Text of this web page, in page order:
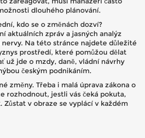
dlouhého plánování.
kdo se o změnách dozví?
aktuálních zpráv a jasných analýz
Na této stránce najdete důležité
prostředí, které pomůžou dělat
už jde o mzdy, daně, vládní návrhy
českým podnikáním.
změny. Třeba i malá úprava zákona o
rozhodnout, jestli vás čeká pokuta,
Zůstat v obraze se vyplácí v každém